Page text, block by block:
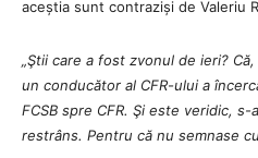
aceștia sunt contraziși de Valeriu
„Ştii care a fost zvonul de ieri?
un conducător al CFR-ului a
FCSB spre CFR. Şi este veridic,
restrâns. Pentru că nu semnase cu